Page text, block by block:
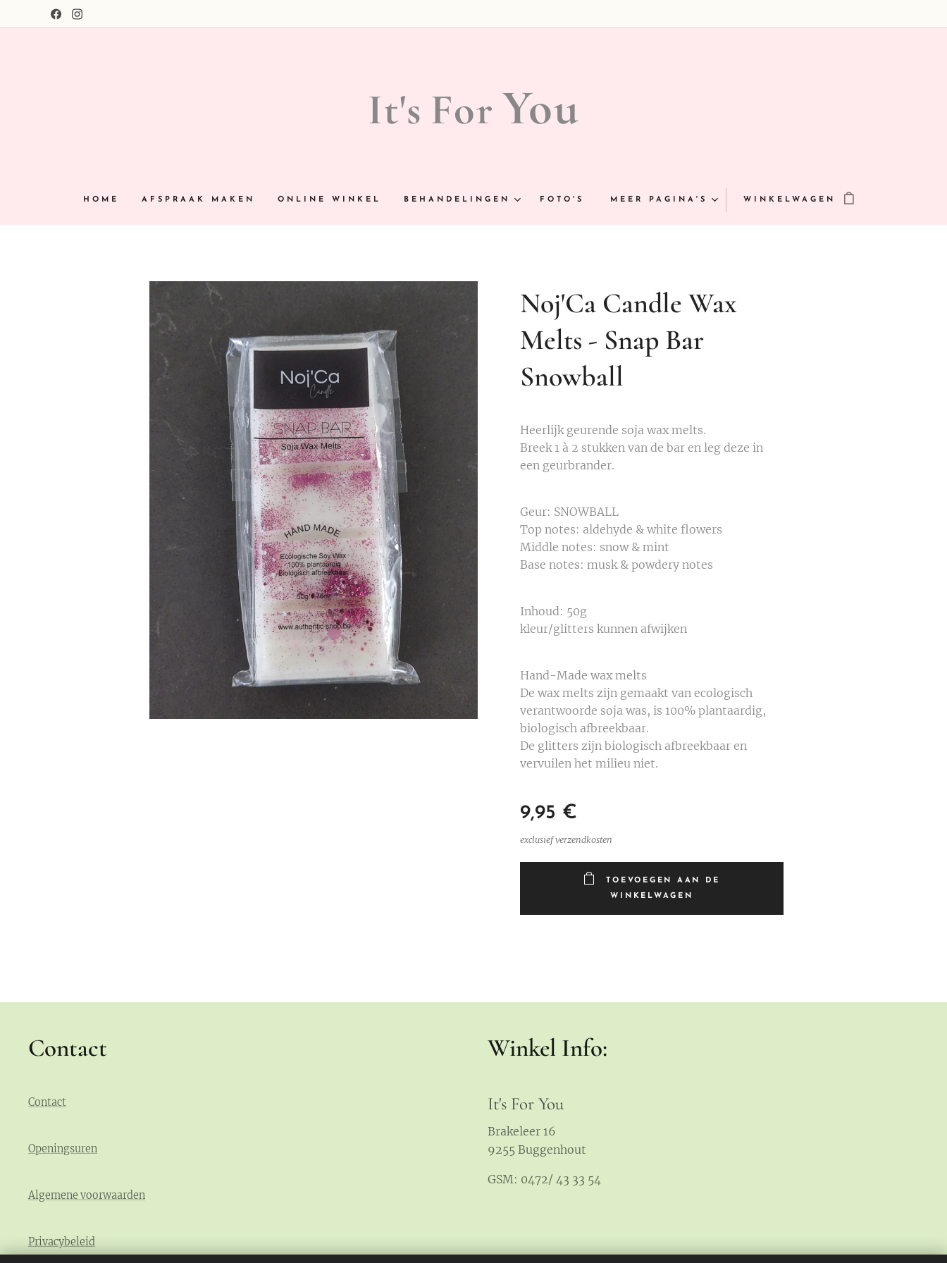
It's For You
HOME AFSPRAAK MAKEN ONLINE WINKEL BEHANDELINGEN FOTO'S MEER PAGINA'S WINKELWAGEN
Noj'Ca Candle Wax
Melts - Snap Bar
Snowball
Heerlijk geurende soja wax melts.
Breek 1 à 2 stukken van de bar en leg deze in
een geurbrander.
Geur: SNOWBALL
Top notes: aldehyde & white flowers
Middle notes: snow & mint
Base notes: musk & powdery notes
Inhoud: 50g
kleur/glitters kunnen afwijken
Hand-Made wax melts
De wax melts zijn gemaakt van ecologisch
verantwoorde soja was, is 100% plantaardig,
biologisch afbreekbaar.
De glitters zijn biologisch afbreekbaar en
vervuilen het milieu niet.
9,95 €
exclusief verzendkosten
TOEVOEGEN AAN DE
WINKELWAGEN
Contact
Contact
Openingsuren
Algemene voorwaarden
Privacybeleid
Winkel Info:
It's For You
Brakeleer 16
9255 Buggenhout
GSM: 0472/ 43 33 54